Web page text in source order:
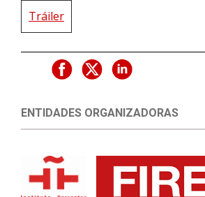
Tráiler
ENTIDADES ORGANIZADORAS